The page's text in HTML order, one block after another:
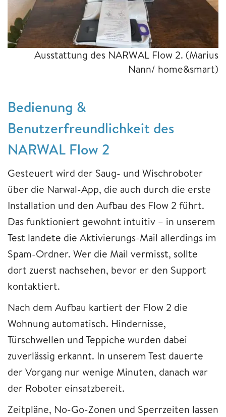
Ausstattung des NARWAL Flow 2. (Marius
Nann/ home&smart)
Bedienung &
Benutzerfreundlichkeit des
NARWAL Flow 2
Gesteuert wird der Saug- und Wischroboter
über die Narwal-App, die auch durch die erste
Installation und den Aufbau des Flow 2 führt.
Das funktioniert gewohnt intuitiv – in unserem
Test landete die Aktivierungs-Mail allerdings im
Spam-Ordner. Wer die Mail vermisst, sollte
dort zuerst nachsehen, bevor er den Support
kontaktiert.
Nach dem Aufbau kartiert der Flow 2 die
Wohnung automatisch. Hindernisse,
Türschwellen und Teppiche wurden dabei
zuverlässig erkannt. In unserem Test dauerte
der Vorgang nur wenige Minuten, danach war
der Roboter einsatzbereit.
Zeitpläne, No-Go-Zonen und Sperrzeiten lassen